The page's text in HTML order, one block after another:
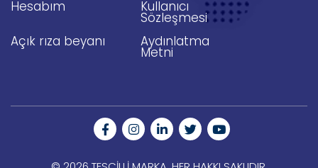
Hesabım
Kullanıcı
Sözleşmesi
Açık rıza beyanı
Aydınlatma
Metni